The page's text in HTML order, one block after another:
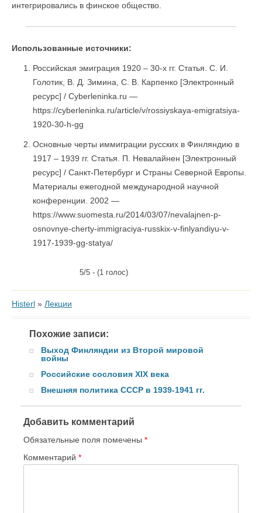
интегрировались в финское общество.
Использованные источники:
Российская эмиграция 1920 – 30-х гг. Статья. С. И.
Голотик, В. Д. Зимина, С. В. Карпенко [Электронный
ресурс] / Cyberleninka.ru —
https://cyberleninka.ru/article/v/rossiyskaya-emigratsiya-
1920-30-h-gg
Основные черты иммиграции русских в Финляндию в
1917 – 1939 гг. Статья. П. Невалайнен [Электронный
ресурс] / Санкт-Петербург и Страны Северной Европы.
Материалы ежегодной международной научной
конференции. 2002 —
https://www.suomesta.ru/2014/03/07/nevalajnen-p-
osnovnye-cherty-immigraciya-russkix-v-finlyandiyu-v-
1917-1939-gg-statya/
5/5 - (1 голос)
Histerl » Лекции
Похожие записи:
Выход Финляндии из Второй мировой
войны
Российские сословия XIX века
Внешняя политика СССР в 1939-1941 гг.
Добавить комментарий
Обязательные поля помечены *
Комментарий *